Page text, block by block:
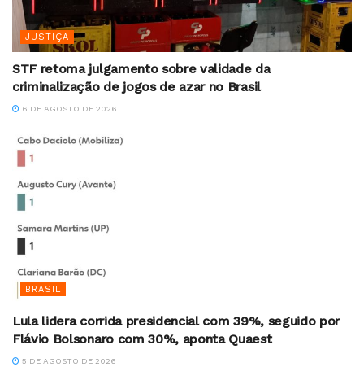
JUSTIÇA
STF retoma julgamento sobre validade da
criminalização de jogos de azar no Brasil
6 DE AGOSTO DE 2026
BRASIL
Lula lidera corrida presidencial com 39%, seguido por
Flávio Bolsonaro com 30%, aponta Quaest
5 DE AGOSTO DE 2026